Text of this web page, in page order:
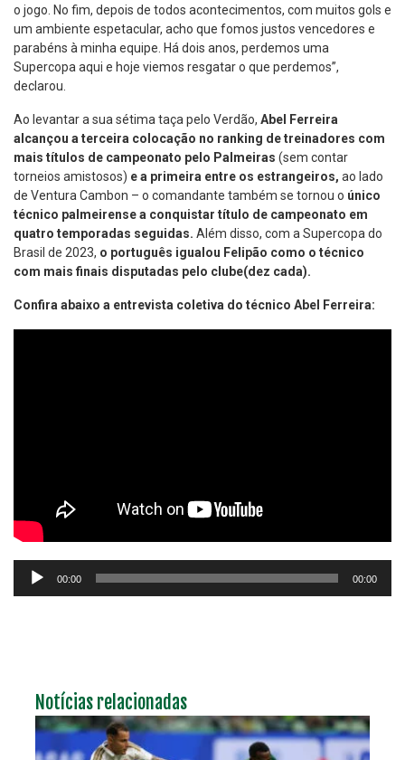
o jogo. No fim, depois de todos acontecimentos, com muitos gols e
um ambiente espetacular, acho que fomos justos vencedores e
parabéns à minha equipe. Há dois anos, perdemos uma
Supercopa aqui e hoje viemos resgatar o que perdemos”,
declarou.
Ao levantar a sua sétima taça pelo Verdão, Abel Ferreira
alcançou a terceira colocação no ranking de treinadores com
mais títulos de campeonato pelo Palmeiras (sem contar
torneios amistosos) ea primeira entre os estrangeiros, ao lado
de Ventura Cambon – o comandante também se tornou o único
técnico palmeirense a conquistar título de campeonato em
quatro temporadas seguidas. Além disso, com a Supercopa do
Brasil de 2023, o português igualou Felipão como o técnico
com mais finais disputadas pelo clube(dez cada).
Confira abaixo a entrevista coletiva do técnico Abel Ferreira:
Tocador
00:00 00:00
Notícias relacionadas